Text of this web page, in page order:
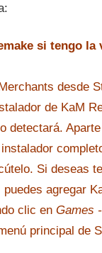
si tengo la
desde
de KaM
detectará.
Si deseas
agregar
clic en Games
principal de